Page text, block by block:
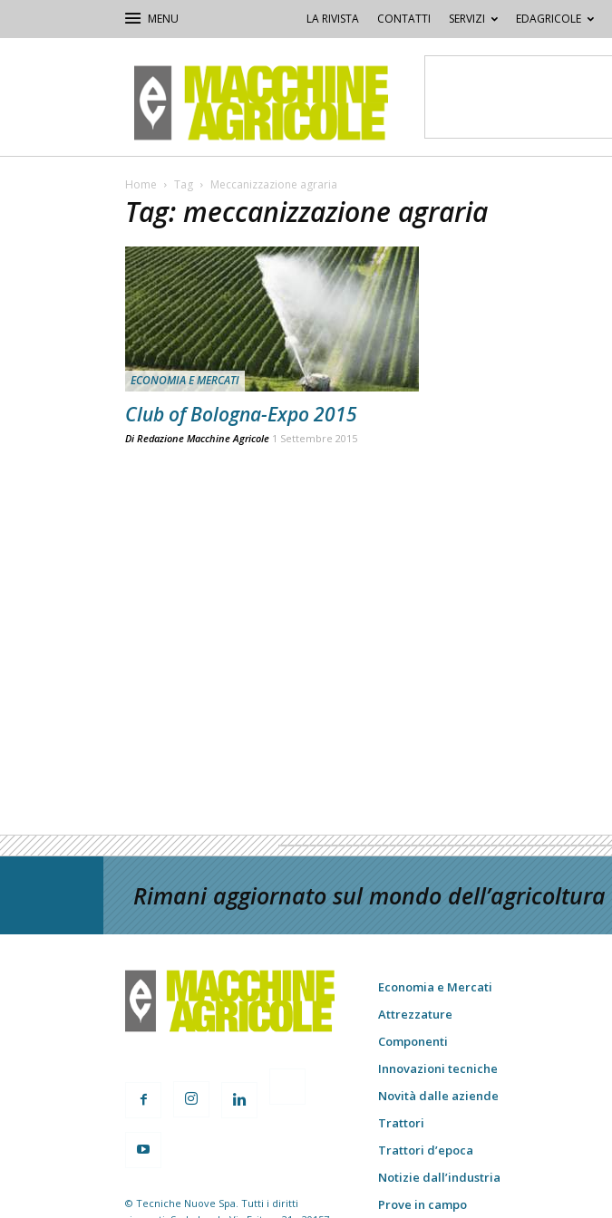
LA RIVISTA CONTATTI SERVIZI EDAGRICOLE
Macchine
Agricole
Home Tag Meccanizzazione agraria
Tag: meccanizzazione agraria
ECONOMIA E MERCATI
Club of Bologna-Expo 2015
Di Redazione Macchine Agricole 1 Settembre 2015
Rimani aggiornato sul mondo dell’agricoltura
© Tecniche Nuove Spa. Tutti i diritti
Economia e Mercati
Attrezzature
Componenti
Innovazioni tecniche
Novità dalle aziende
Trattori
Trattori d’epoca
Notizie dall’industria
Prove in campo